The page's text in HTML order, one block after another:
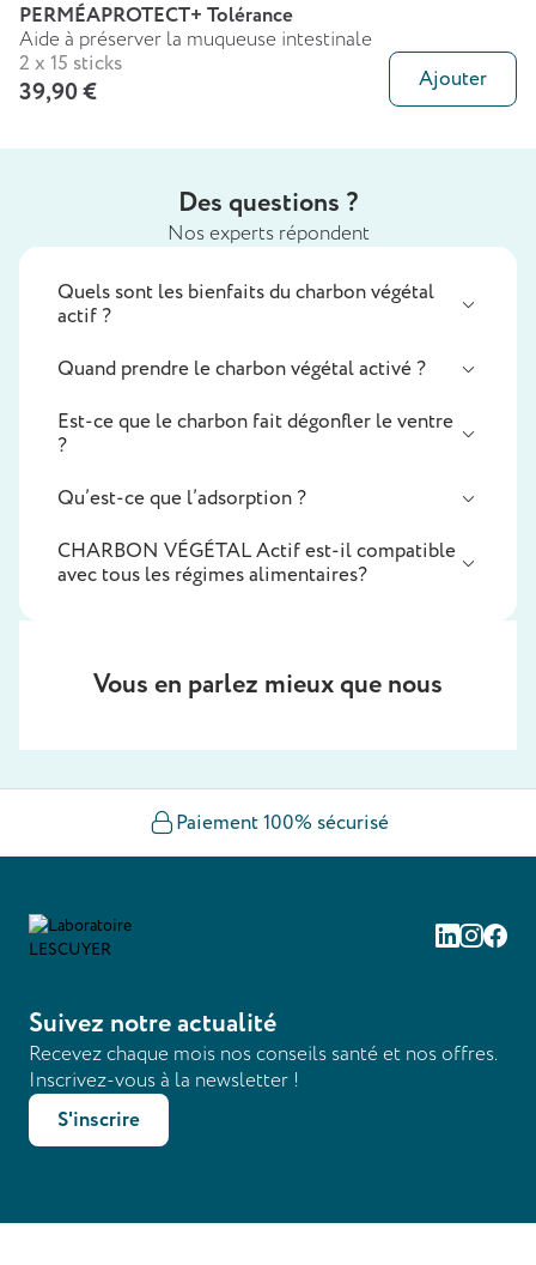
PERMÉAPROTECT+ Tolérance
Aide à préserver la muqueuse intestinale
2 x 15 sticks
39,90 € Ajouter
Des questions ?
Nos experts répondent
Quels sont les bienfaits du charbon végétal
actif ?
Quand prendre le charbon végétal activé ?
Est-ce que le charbon fait dégonfler le ventre
?
Qu’est-ce que l’adsorption ?
CHARBON VÉGÉTAL Actif est-il compatible
avec tous les régimes alimentaires?
Vous en parlez mieux que nous
Paiement 100% sécurisé
Linkedin
Suivez notre actualité
Recevez chaque mois nos conseils santé et nos offres.
Inscrivez-vous à la newsletter !
S'inscrire